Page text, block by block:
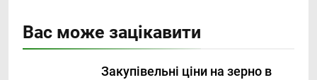
Вас може зацікавити
Закупівельні ціни на зерно в